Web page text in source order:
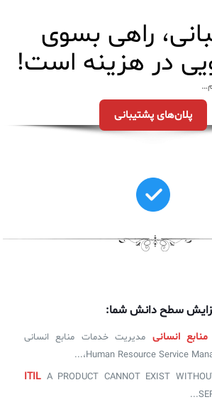
راهی بسوی
در هزینه است!
پلان‌های پشتیبانی
سطح دانش شما:
انسانی مدیریت خدمات منابع انسانی
ITIL A PRODUCT CANNOT EXIST